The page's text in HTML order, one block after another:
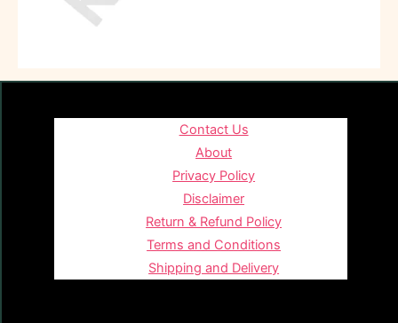
Contact Us
About
Privacy Policy
Disclaimer
Return & Refund Policy
Terms and Conditions
Shipping and Delivery